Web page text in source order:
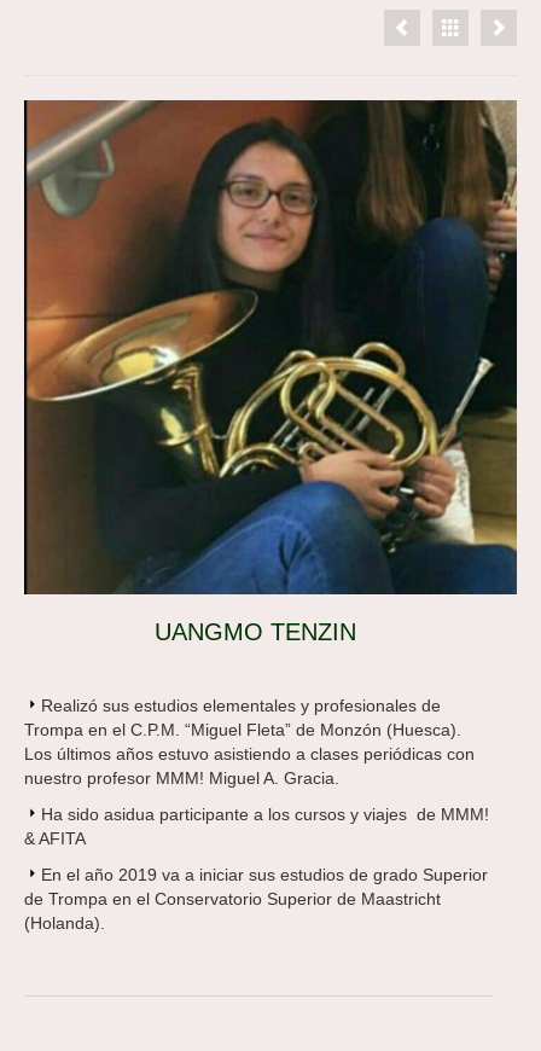
UANGMO TENZIN
Realizó sus estudios elementales y profesionales de
Trompa en el C.P.M. “Miguel Fleta” de Monzón (Huesca).
Los últimos años estuvo asistiendo a clases periódicas con
nuestro profesor MMM! Miguel A. Gracia.
Ha sido asidua participante a los cursos y viajes de MMM!
& AFITA
En el año 2019 va a iniciar sus estudios de grado Superior
de Trompa en el Conservatorio Superior de Maastricht
(Holanda).